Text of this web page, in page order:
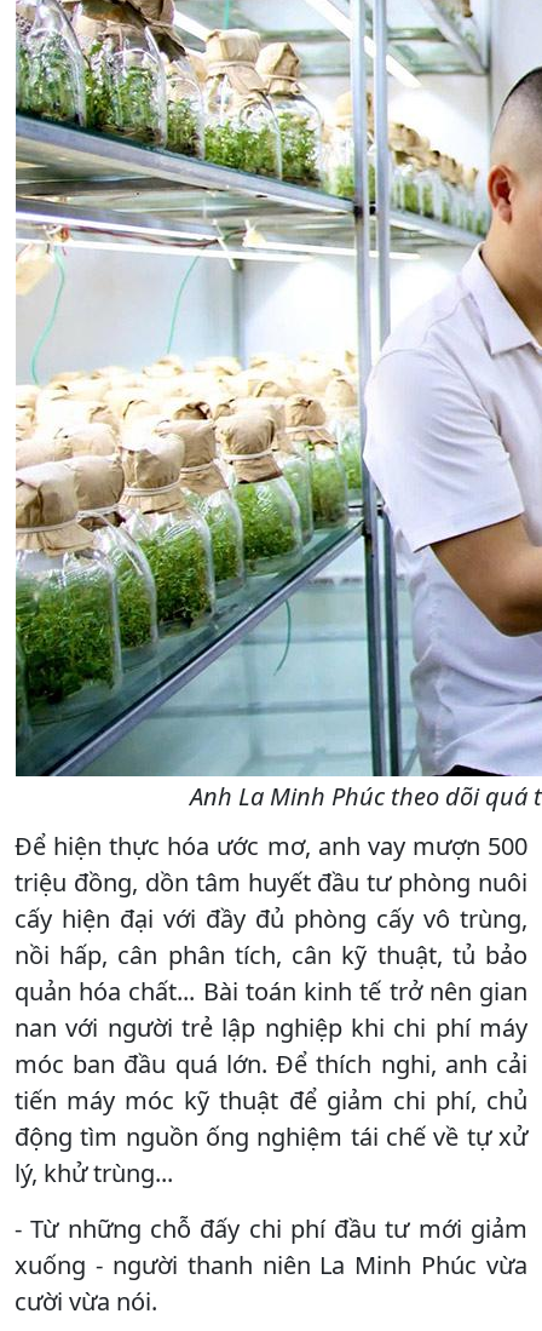
Anh La Minh Phúc theo dõi
Để hiện thực hóa ước mơ, anh vay mượn 500
triệu đồng, dồn tâm huyết đầu tư phòng nuôi
cấy hiện đại với đầy đủ phòng cấy vô trùng,
nồi hấp, cân phân tích, cân kỹ thuật, tủ bảo
quản hóa chất... Bài toán kinh tế trở nên gian
nan với người trẻ lập nghiệp khi chi phí máy
móc ban đầu quá lớn. Để thích nghi, anh cải
tiến máy móc kỹ thuật để giảm chi phí, chủ
động tìm nguồn ống nghiệm tái chế về tự xử
lý, khử trùng...
- Từ những chỗ đấy chi phí đầu tư mới giảm
xuống - người thanh niên La Minh Phúc vừa
cười vừa nói.